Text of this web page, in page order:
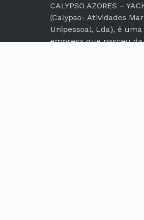
CALYPSO AZORES –
(Calypso- Atividades
Unipessoal, Lda), é
empresa que nasceu